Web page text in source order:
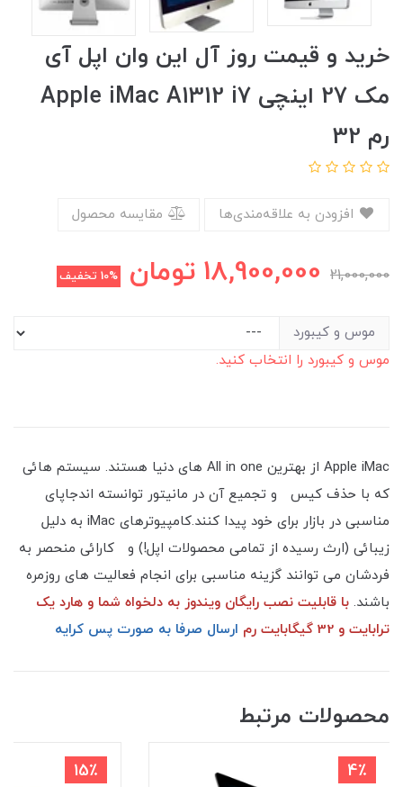
خرید و قیمت روز آل این وان اپل آی
مک 27 اینچی Apple iMac A1312 i7
رم 32
مقایسه محصول
21,000,000
18,900,000 تومان 10% تخفیف
موس و کیبورد
موس و کیبورد را انتخاب کنید.
Apple iMac از بهترین All in one های دنیا هستند. سیستم هائی
که با حذف کیس و تجمیع آن در مانیتور توانسته اندجاپای
مناسبی در بازار برای خود پیدا کنند.کامپیوترهای iMac به دلیل
زیبائی (ارث رسیده از تمامی محصولات اپل!) و کارائی منحصر به
فردشان می توانند گزینه مناسبی برای انجام فعالیت های روزمره
باشند. با قابلیت نصب رایگان ویندوز به دلخواه شما و هارد یک
ترابایت و 32 گیگابایت رم
ارسال صرفا به صورت پس کرایه
محصولات مرتبط
4٪ 15٪